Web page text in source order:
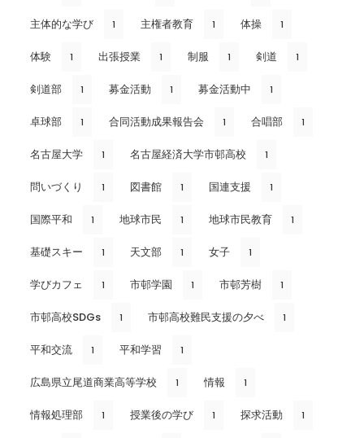
主体的な学び 1 主権者教育 1 体操 1
体験 1 出張授業 1 制服 1 剣道 1
剣道部 1 募金活動 1 募金活動中 1
卓球部 1 合同活動成果報告会 1 合唱部 1
名古屋大学 1 名古屋経済大学市邨高校 1
問いづくり 1 図書館 1 国連支援 1
国際平和 1 地球市民 1 地球市民教育 1
基礎スキー 1 天文部 1 女子 1
学びカフェ 1 市邨学園 1 市邨芳樹 1
市邨高校SDGs 1 市邨高校難民支援の夕べ 1
平和交流 1 平和学習 1
広島県立尾道商業高等学校 1 情報 1
情報処理部 1 授業後の学び 1 探求活動 1